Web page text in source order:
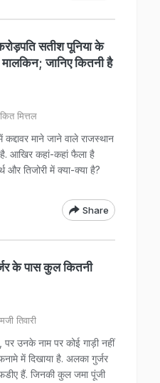
सतीश पूनिया के
जानिए कितनी है
मित्तल
माने जाने वाले राजस्थान
आखिर कहां-कहां फैला है
और तिजोरी में क्या-क्या है?
Share
के पास कुल कितनी
तिवारी
उनके नाम पर कोई गाड़ी नहीं
में दिखाया है. अलका गुर्जर
हैं. जिनकी कुल जमा पूंजी